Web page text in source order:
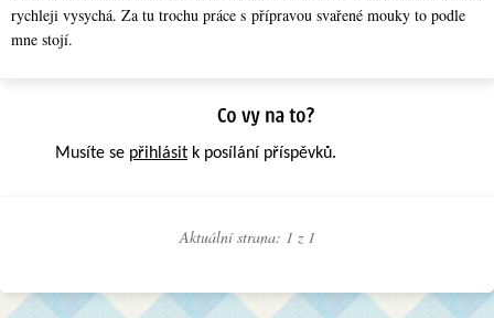
rychleji vysychá. Za tu trochu práce s přípravou svařené mouky to podle
mne stojí.
Musíte se přihlásit k posílání příspěvků.
Aktuální strana: 1 z 1